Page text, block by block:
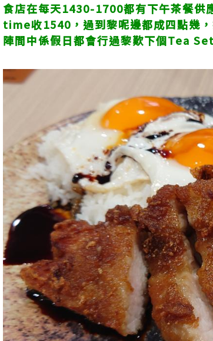
食店在每天1430-1700都有下午茶餐供
time收1540，過到黎呢邊都成四點幾
陣間中係假日都會行過黎歎下個Tea Set